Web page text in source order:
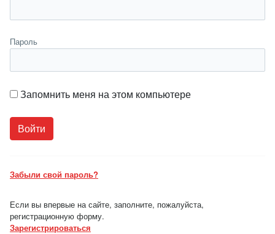
Пароль
Запомнить меня на этом компьютере
Забыли свой пароль?
Если вы впервые на сайте, заполните, пожалуйста,
регистрационную форму.
Зарегистрироваться